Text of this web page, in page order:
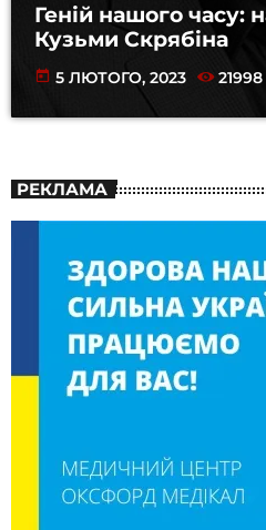
Геній нашого часу:
Кузьми Скрябіна
today 5 ЛЮТОГО, 2023 21998
РЕКЛАМА